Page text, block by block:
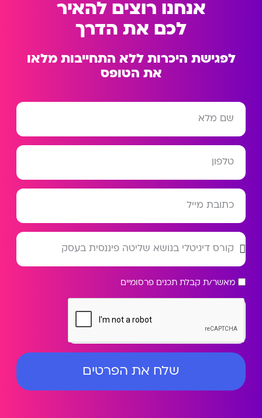
אנחנו רוצים להאיר
לכם את הדרך
לפגישת היכרות ללא התחייבות מלאו
את הטופס
מאשר/ת קבלת תכנים פרסומיים
שלח את הפרטים